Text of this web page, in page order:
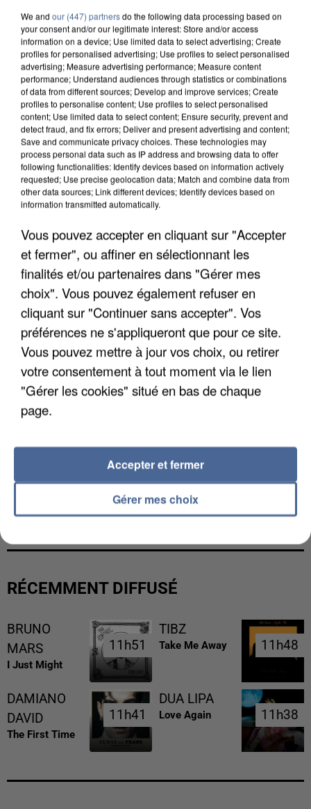
UNE TOURISTE DE L’OISE EMPORTÉE PAR UNE
COULÉE DE BOUE EN HAUTE-SAVOIE
LES DONNÉES DE 300 000 CLIENTS DÉROBÉES À
INTERMARCHÉ APRÈS UNE...
RÉCEMMENT DIFFUSÉ
BRUNO
MARS
I Just Might
11h51
11h51
TIBZ
Take Me Away 11h48
11h48
DAMIANO
DAVID
The First Time
11h41
11h41
DUA LIPA
Love Again 11h38
11h38
We and our (447) partnersdo the following data processing based on
your consent and/or our legitimate interest: Store and/or access
information on a device; Use limited data to select advertising; Create
profiles for personalised advertising; Use profiles to select personalised
advertising; Measure advertising performance; Measure content
performance; Understand audiences through statistics or combinations
of data from different sources; Develop and improve services; Create
profiles to personalise content; Use profiles to select personalised
content; Use limited data to select content; Ensure security, prevent and
detect fraud, and fix errors; Deliver and present advertising and content;
Save and communicate privacy choices. These technologies may
process personal data such as IP address and browsing data to offer
following functionalities: Identify devices based on information actively
requested; Use precise geolocation data; Match and combine data from
other data sources; Link different devices; Identify devices based on
information transmitted automatically.
Vous pouvez accepter en cliquant sur "Accepter
et fermer", ou affiner en sélectionnant les
finalités et/ou partenaires dans "Gérer mes
choix". Vous pouvez également refuser en
cliquant sur "Continuer sans accepter". Vos
préférences ne s'appliqueront que pour ce site.
Vous pouvez mettre à jour vos choix, ou retirer
votre consentement à tout moment via le lien
"Gérer les cookies" situé en bas de chaque
page.
Gérer mes choix
Accepter et fermer